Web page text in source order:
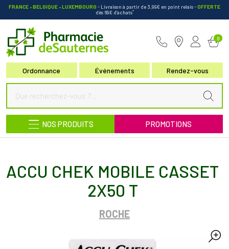
FRANCE • BELGIQUE • LUXEMBOURG - Livraison à partir de 3,99€ en point relais-OFFERTE
dès 69€ d’achats*
Ordonnance Événements Rendez-vous
0
NOS PRODUITS PROMOTIONS
ACCU CHEK MOBILE CASSET
2X50 T
ROCHE